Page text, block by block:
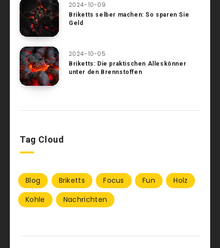
2024-10-09
Briketts selber machen: So sparen Sie
Geld
2024-10-05
Briketts: Die praktischen Alleskönner
unter den Brennstoffen
Tag Cloud
Blog Briketts Focus Fun
Holz
Kohle
Nachrichten